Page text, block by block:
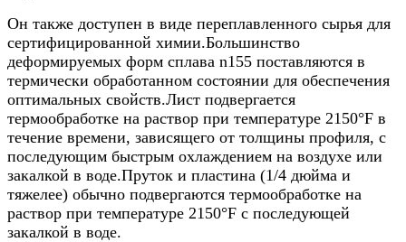
Он также доступен в виде переплавленного сырья для
сертифицированной химии.Большинство
деформируемых форм сплава n155 поставляются в
термически обработанном состоянии для обеспечения
оптимальных свойств.Лист подвергается
термообработке на раствор при температуре 2150°F в
течение времени, зависящего от толщины профиля, с
последующим быстрым охлаждением на воздухе или
закалкой в ​​воде.Пруток и пластина (1/4 дюйма и
тяжелее) обычно подвергаются термообработке на
раствор при температуре 2150°F с последующей
закалкой в ​​воде.